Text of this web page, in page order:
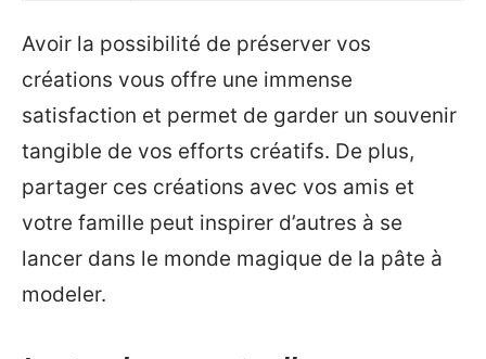
Avoir la possibilité de préserver vos
créations vous offre une immense
satisfaction et permet de garder un souvenir
tangible de vos efforts créatifs. De plus,
partager ces créations avec vos amis et
votre famille peut inspirer d’autres à se
lancer dans le monde magique de la pâte à
modeler.